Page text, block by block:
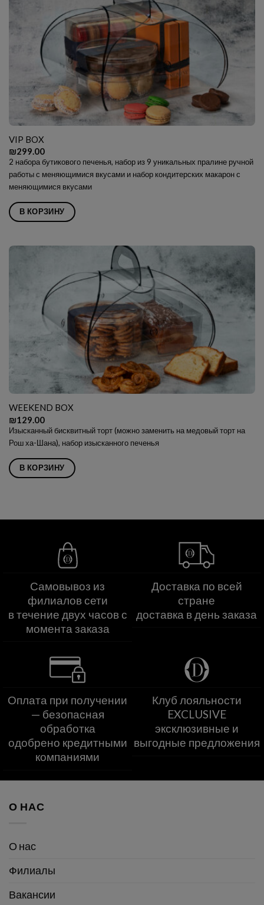
VIP BOX
₪299.00
2 набора бутикового печенья, набор из 9 уникальных пралине ручной
работы с меняющимися вкусами и набор кондитерских макарон с
меняющимися вкусами
В КОРЗИНУ
WEEKEND BOX
₪129.00
Изысканный бисквитный торт (можно заменить на медовый торт на
Рош ха-Шана), набор изысканного печенья
В КОРЗИНУ
Самовывоз из
филиалов сети
в течение двух часов с
момента заказа
Доставка по всей
стране
доставка в день заказа
Оплата при получении
— безопасная
обработка
одобрено кредитными
компаниями
Клуб лояльности
EXCLUSIVE
эксклюзивные и
выгодные предложения
О НАС
О нас
Филиалы
Вакансии